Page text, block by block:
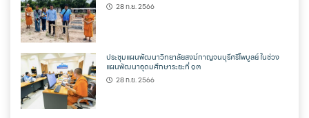
28 ก.ย. 2566
ประชุมแผนพัฒนาวิทยาลัยสงฆ์กาญจนบุรีศรีไพบูลย์ ในช่วง
แผนพัฒนาอุดมศึกษาระยะที่ ๑๓
28 ก.ย. 2566